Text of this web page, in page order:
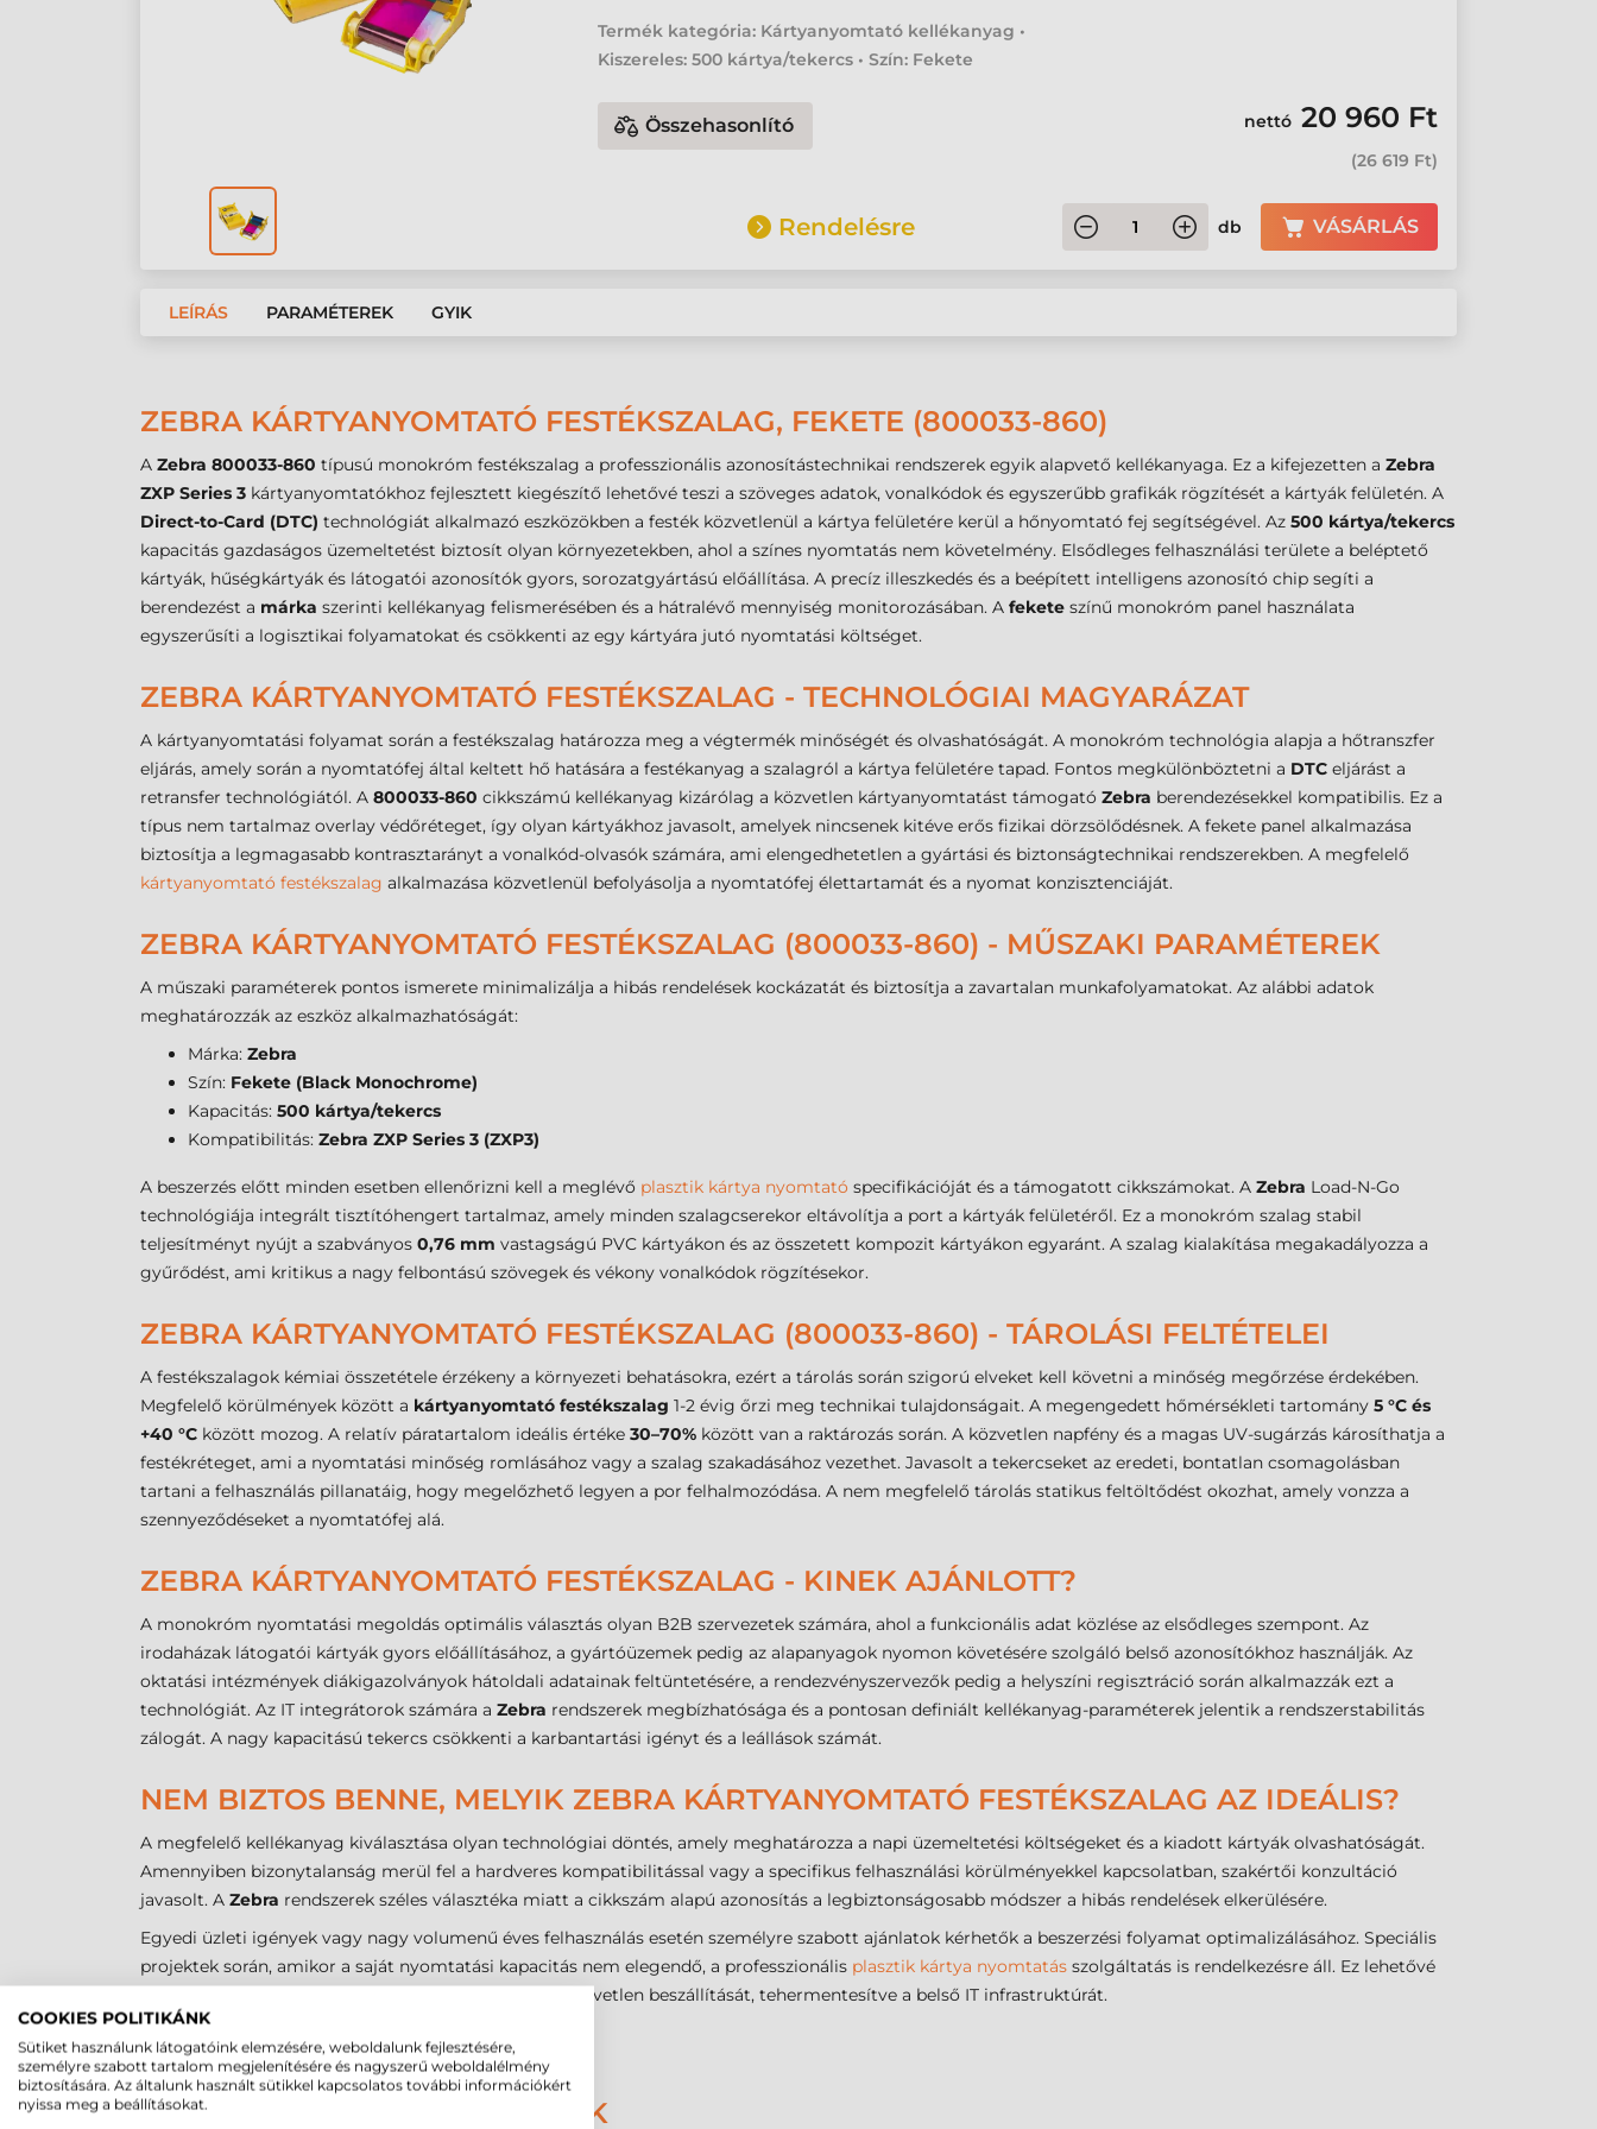
Termék kategória: Kártyanyomtató kellékanyag •
Kiszereles: 500 kártya/tekercs • Szín: Fekete
Összehasonlító nettó 20 960 Ft
(26 619 Ft)
Rendelésre db VÁSÁRLÁS
LEÍRÁS PARAMÉTEREK GYIK
ZEBRA KÁRTYANYOMTATÓ FESTÉKSZALAG, FEKETE (800033-860)
A Zebra 800033-860 típusú monokróm festékszalag a professzionális azonosítástechnikai rendszerek egyik alapvető kellékanyaga. Ez a kifejezetten a Zebra
ZXP Series 3 kártyanyomtatókhoz fejlesztett kiegészítő lehetővé teszi a szöveges adatok, vonalkódok és egyszerűbb grafikák rögzítését a kártyák felületén. A
Direct-to-Card (DTC) technológiát alkalmazó eszközökben a festék közvetlenül a kártya felületére kerül a hőnyomtató fej segítségével. Az 500 kártya/tekercs
kapacitás gazdaságos üzemeltetést biztosít olyan környezetekben, ahol a színes nyomtatás nem követelmény. Elsődleges felhasználási területe a beléptető
kártyák, hűségkártyák és látogatói azonosítók gyors, sorozatgyártású előállítása. A precíz illeszkedés és a beépített intelligens azonosító chip segíti a
berendezést a márka szerinti kellékanyag felismerésében és a hátralévő mennyiség monitorozásában. A fekete színű monokróm panel használata
egyszerűsíti a logisztikai folyamatokat és csökkenti az egy kártyára jutó nyomtatási költséget.
ZEBRA KÁRTYANYOMTATÓ FESTÉKSZALAG - TECHNOLÓGIAI MAGYARÁZAT
A kártyanyomtatási folyamat során a festékszalag határozza meg a végtermék minőségét és olvashatóságát. A monokróm technológia alapja a hőtranszfer
eljárás, amely során a nyomtatófej által keltett hő hatására a festékanyag a szalagról a kártya felületére tapad. Fontos megkülönböztetni a DTC eljárást a
retransfer technológiától. A 800033-860 cikkszámú kellékanyag kizárólag a közvetlen kártyanyomtatást támogató Zebra berendezésekkel kompatibilis. Ez a
típus nem tartalmaz overlay védőréteget, így olyan kártyákhoz javasolt, amelyek nincsenek kitéve erős fizikai dörzsölődésnek. A fekete panel alkalmazása
biztosítja a legmagasabb kontrasztarányt a vonalkód-olvasók számára, ami elengedhetetlen a gyártási és biztonságtechnikai rendszerekben. A megfelelő
kártyanyomtató festékszalag alkalmazása közvetlenül befolyásolja a nyomtatófej élettartamát és a nyomat konzisztenciáját.
ZEBRA KÁRTYANYOMTATÓ FESTÉKSZALAG (800033-860) - MŰSZAKI PARAMÉTEREK
A műszaki paraméterek pontos ismerete minimalizálja a hibás rendelések kockázatát és biztosítja a zavartalan munkafolyamatokat. Az alábbi adatok
meghatározzák az eszköz alkalmazhatóságát:
Márka: Zebra
Szín: Fekete (Black Monochrome)
Kapacitás: 500 kártya/tekercs
Kompatibilitás: Zebra ZXP Series 3 (ZXP3)
A beszerzés előtt minden esetben ellenőrizni kell a meglévő plasztik kártya nyomtató specifikációját és a támogatott cikkszámokat. A Zebra Load-N-Go
technológiája integrált tisztítóhengert tartalmaz, amely minden szalagcserekor eltávolítja a port a kártyák felületéről. Ez a monokróm szalag stabil
teljesítményt nyújt a szabványos 0,76 mm vastagságú PVC kártyákon és az összetett kompozit kártyákon egyaránt. A szalag kialakítása megakadályozza a
gyűrődést, ami kritikus a nagy felbontású szövegek és vékony vonalkódok rögzítésekor.
ZEBRA KÁRTYANYOMTATÓ FESTÉKSZALAG (800033-860) - TÁROLÁSI FELTÉTELEI
A festékszalagok kémiai összetétele érzékeny a környezeti behatásokra, ezért a tárolás során szigorú elveket kell követni a minőség megőrzése érdekében.
Megfelelő körülmények között a kártyanyomtató festékszalag 1-2 évig őrzi meg technikai tulajdonságait. A megengedett hőmérsékleti tartomány 5 °C és
+40 °C között mozog. A relatív páratartalom ideális értéke 30–70% között van a raktározás során. A közvetlen napfény és a magas UV-sugárzás károsíthatja a
festékréteget, ami a nyomtatási minőség romlásához vagy a szalag szakadásához vezethet. Javasolt a tekercseket az eredeti, bontatlan csomagolásban
tartani a felhasználás pillanatáig, hogy megelőzhető legyen a por felhalmozódása. A nem megfelelő tárolás statikus feltöltődést okozhat, amely vonzza a
szennyeződéseket a nyomtatófej alá.
ZEBRA KÁRTYANYOMTATÓ FESTÉKSZALAG - KINEK AJÁNLOTT?
A monokróm nyomtatási megoldás optimális választás olyan B2B szervezetek számára, ahol a funkcionális adat közlése az elsődleges szempont. Az
irodaházak látogatói kártyák gyors előállításához, a gyártóüzemek pedig az alapanyagok nyomon követésére szolgáló belső azonosítókhoz használják. Az
oktatási intézmények diákigazolványok hátoldali adatainak feltüntetésére, a rendezvényszervezők pedig a helyszíni regisztráció során alkalmazzák ezt a
technológiát. Az IT integrátorok számára a Zebra rendszerek megbízhatósága és a pontosan definiált kellékanyag-paraméterek jelentik a rendszerstabilitás
zálogát. A nagy kapacitású tekercs csökkenti a karbantartási igényt és a leállások számát.
NEM BIZTOS BENNE, MELYIK ZEBRA KÁRTYANYOMTATÓ FESTÉKSZALAG AZ IDEÁLIS?
A megfelelő kellékanyag kiválasztása olyan technológiai döntés, amely meghatározza a napi üzemeltetési költségeket és a kiadott kártyák olvashatóságát.
Amennyiben bizonytalanság merül fel a hardveres kompatibilitással vagy a specifikus felhasználási körülményekkel kapcsolatban, szakértői konzultáció
javasolt. A Zebra rendszerek széles választéka miatt a cikkszám alapú azonosítás a legbiztonságosabb módszer a hibás rendelések elkerülésére.
Egyedi üzleti igények vagy nagy volumenű éves felhasználás esetén személyre szabott ajánlatok kérhetők a beszerzési folyamat optimalizálásához. Speciális
projektek során, amikor a saját nyomtatási kapacitás nem elegendő, a professzionális plasztik kártya nyomtatás szolgáltatás is rendelkezésre áll. Ez lehetővé
teszi a készre gyártott, megszemélyesített kártyák közvetlen beszállítását, tehermentesítve a belső IT infrastruktúrát.
GYAKRAN ISMÉTELT KÉRDÉSEK
COOKIES POLITIKÁNK
Sütiket használunk látogatóink elemzésére, weboldalunk fejlesztésére,
személyre szabott tartalom megjelenítésére és nagyszerű weboldalélmény
biztosítására. Az általunk használt sütikkel kapcsolatos további információkért
nyissa meg a beállításokat.